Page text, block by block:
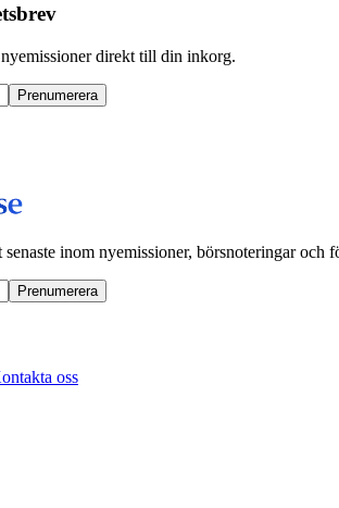
nyemissioner direkt till din inkorg.
Prenumerera
inom nyemissioner, börsnoteringar och
Prenumerera
oss